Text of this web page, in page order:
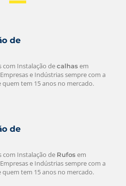
de
com Instalação decalhasem
e Indústrias sempre com a
quem tem 15 anos no mercado.
de
com Instalação de Rufosem
e Indústrias sempre com a
quem tem 15 anos no mercado.